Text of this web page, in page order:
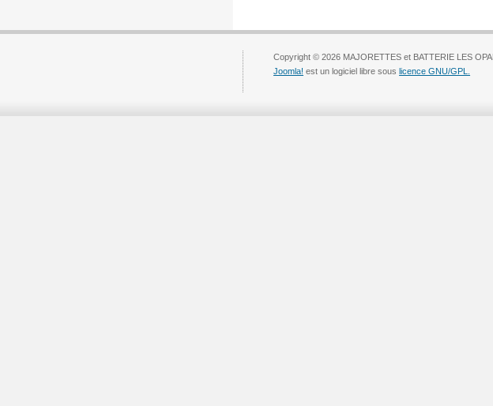
Copyright © 2026 MAJORETTES et BATTERIE LES
Joomla! est un logiciel libre souslicence GNU/GPL.